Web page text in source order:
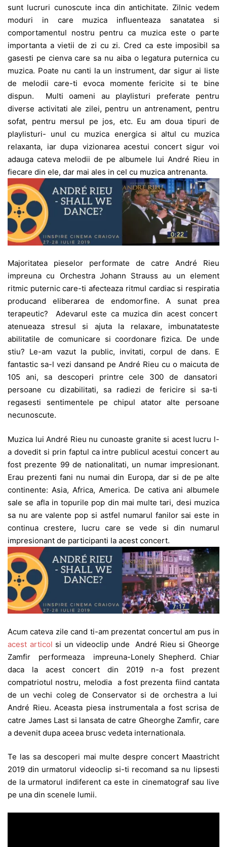
sunt lucruri cunoscute inca din antichitate. Zilnic vedem
moduri in care muzica influenteaza sanatatea si
comportamentul nostru pentru ca muzica este o parte
importanta a vietii de zi cu zi. Cred ca este imposibil sa
gasesti pe cienva care sa nu aiba o legatura puternica cu
muzica. Poate nu canti la un instrument, dar sigur ai liste
de melodii care-ti evoca momente fericite si te bine
dispun. Multi oameni au playlisturi preferate pentru
diverse activitati ale zilei, pentru un antrenament, pentru
sofat, pentru mersul pe jos, etc. Eu am doua tipuri de
playlisturi- unul cu muzica energica si altul cu muzica
relaxanta, iar dupa vizionarea acestui concert sigur voi
adauga cateva melodii de pe albumele lui André Rieu in
fiecare din ele, dar mai ales in cel cu muzica antrenanta.
Majoritatea pieselor performate de catre André Rieu
impreuna cu Orchestra Johann Strauss au un element
ritmic puternic care-ti afecteaza ritmul cardiac si respiratia
producand eliberarea de endomorfine. A sunat prea
terapeutic? Adevarul este ca muzica din acest concert
atenueaza stresul si ajuta la relaxare, imbunatateste
abilitatile de comunicare si coordonare fizica. De unde
stiu? Le-am vazut la public, invitati, corpul de dans. E
fantastic sa-l vezi dansand pe André Rieu cu o maicuta de
105 ani, sa descoperi printre cele 300 de dansatori
persoane cu dizabilitati, sa radiezi de fericire si sa-ti
regasesti sentimentele pe chipul atator alte persoane
necunoscute.
Muzica lui André Rieu nu cunoaste granite si acest lucru l-
a dovedit si prin faptul ca intre publicul acestui concert au
fost prezente 99 de nationalitati, un numar impresionant.
Erau prezenti fani nu numai din Europa, dar si de pe alte
continente: Asia, Africa, America. De cativa ani albumele
sale se afla in topurile pop din mai multe tari, desi muzica
sa nu are valente pop si astfel numarul fanilor sai este in
continua crestere, lucru care se vede si din numarul
impresionant de participanti la acest concert.
Acum cateva zile cand ti-am prezentat concertul am pus in
acest articol si un videoclip unde André Rieu si Gheorge
Zamfir performeaza impreuna-Lonely Shepherd. Chiar
daca la acest concert din 2019 n-a fost prezent
compatriotul nostru, melodia a fost prezenta fiind cantata
de un vechi coleg de Conservator si de orchestra a lui
André Rieu. Aceasta piesa instrumentala a fost scrisa de
catre James Last si lansata de catre Gheorghe Zamfir, care
a devenit dupa aceea brusc vedeta internationala.
Te las sa descoperi mai multe despre concert Maastricht
2019 din urmatorul videoclip si-ti recomand sa nu lipsesti
de la urmatorul indiferent ca este in cinematograf sau live
pe una din scenele lumii.